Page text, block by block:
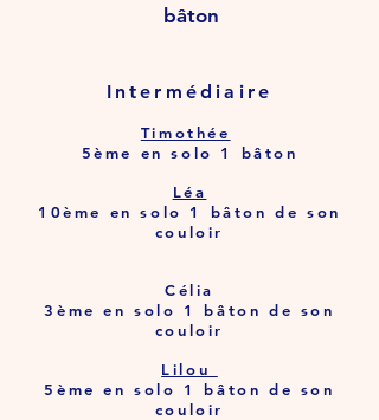
bâton
Intermédiaire
Timothée
5ème en solo 1 bâton
Léa
10ème en solo 1 bâton de son
couloir
Célia
3ème en solo 1 bâton de son
couloir
Lilou
5ème en solo 1 bâton de son
couloir